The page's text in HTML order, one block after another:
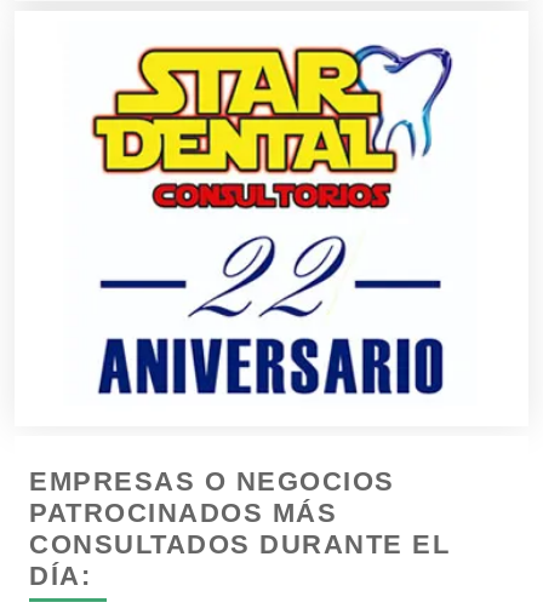
Buceo
Cafeterías
Cajas de Ahorro
Cámaras de Comercio
Cancelería de Aluminio
EMPRESAS O NEGOCIOS
PATROCINADOS MÁS
CONSULTADOS DURANTE EL
DÍA: